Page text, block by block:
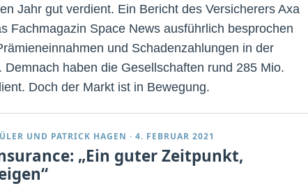
Jahr gut verdient. Ein Bericht des Versicherers Axa
Fachmagazin Space News ausführlich besprochen
und Schadenzahlungen in der
Demnach haben die Gesellschaften rund 285 Mio.
Doch der Markt ist in Bewegung.
UND PATRICK HAGEN · 4. FEBRUAR 2021
„Ein guter Zeitpunkt,